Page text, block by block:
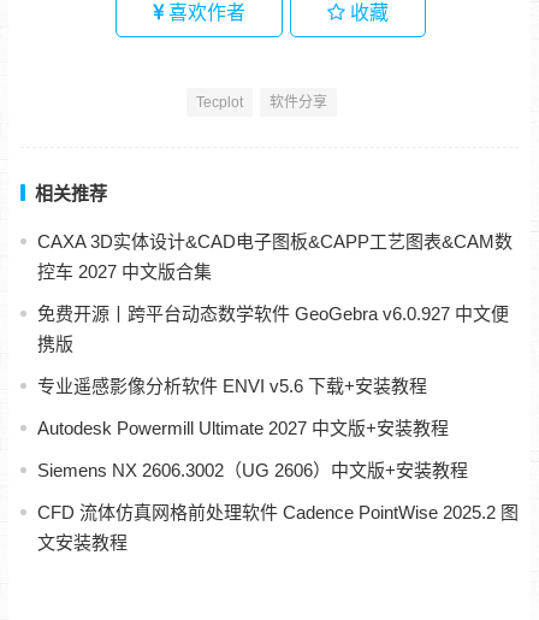
喜欢作者 收藏
Tecplot 软件分享
相关推荐
CAXA 3D实体设计&CAD电子图板&CAPP工艺图表&CAM数
控车 2027 中文版合集
免费开源丨跨平台动态数学软件 GeoGebra v6.0.927 中文便
携版
专业遥感影像分析软件 ENVI v5.6 下载+安装教程
Autodesk Powermill Ultimate 2027 中文版+安装教程
Siemens NX 2606.3002（UG 2606）中文版+安装教程
CFD 流体仿真网格前处理软件 Cadence PointWise 2025.2 图
文安装教程